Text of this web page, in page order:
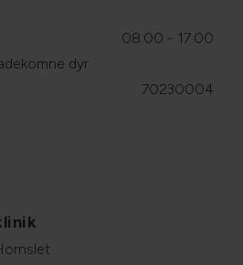
08.00 - 17.00
dyr
70230004